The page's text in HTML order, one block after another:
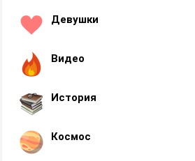
Девушки
Видео
История
Космос